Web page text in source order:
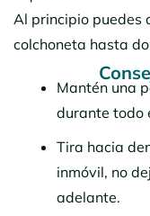
Al principio puedes
colchoneta hasta
Mantén una
durante todo
Tira hacia
inmóvil, no
adelante.